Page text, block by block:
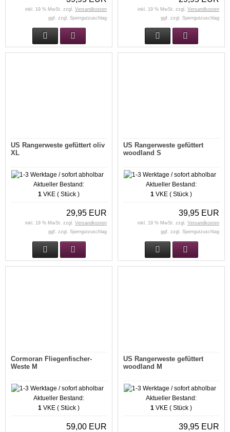
inkl. 19 % MwSt. zzgl. Versandkosten
ggf. zzgl. Sperrgutzuschlag
inkl. 19 % MwSt. zzgl. Versandkosten
ggf. zzgl. Sperrgutzuschlag
US Rangerweste gefüttert oliv
XL
Aktueller Bestand:
1 VKE ( Stück )
29,95 EUR
inkl. 19 % MwSt. zzgl. Versandkosten
ggf. zzgl. Sperrgutzuschlag
US Rangerweste gefüttert
woodland S
Aktueller Bestand:
1 VKE ( Stück )
39,95 EUR
inkl. 19 % MwSt. zzgl. Versandkosten
ggf. zzgl. Sperrgutzuschlag
Cormoran Fliegenfischer-
Weste M
Aktueller Bestand:
1 VKE ( Stück )
59,00 EUR
US Rangerweste gefüttert
woodland M
Aktueller Bestand:
1 VKE ( Stück )
39,95 EUR